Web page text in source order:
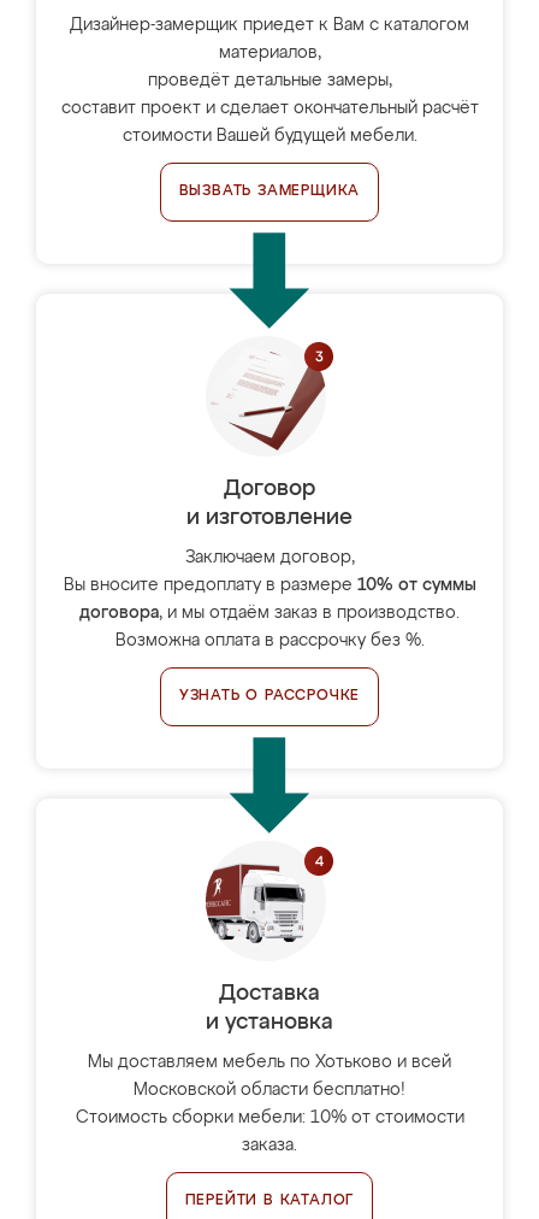
Дизайнер-замерщик приедет к Вам с каталогом
материалов,
проведёт детальные замеры,
составит проект и сделает окончательный расчёт
стоимости Вашей будущей мебели.
ВЫЗВАТЬ ЗАМЕРЩИКА
Договор
и изготовление
Заключаем договор,
Вы вносите предоплату в размере 10% от суммы
договора, и мы отдаём заказ в производство.
Возможна оплата в рассрочку без %.
УЗНАТЬ О РАССРОЧКЕ
Доставка
и установка
Мы доставляем мебель по Хотьково и всей
Московской области бесплатно!
Стоимость сборки мебели: 10% от стоимости
заказа.
ПЕРЕЙТИ В КАТАЛОГ